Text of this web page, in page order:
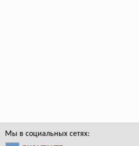
Мы в социальных сетях: